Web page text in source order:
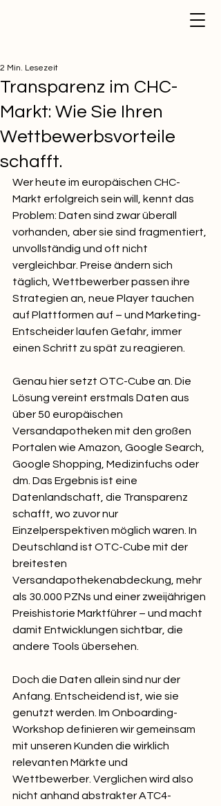
Transparenz im CHC-
Markt: Wie Sie Ihren
Wettbewerbsvorteile
schafft.
2 Min. Lesezeit
Wer heute im europäischen CHC-
Markt erfolgreich sein will, kennt das
Problem: Daten sind zwar überall
vorhanden, aber sie sind fragmentiert,
unvollständig und oft nicht
vergleichbar. Preise ändern sich
täglich, Wettbewerber passen ihre
Strategien an, neue Player tauchen
auf Plattformen auf – und Marketing-
Entscheider laufen Gefahr, immer
einen Schritt zu spät zu reagieren.
Genau hier setzt OTC-Cube an. Die
Lösung vereint erstmals Daten aus
über 50 europäischen
Versandapotheken mit den großen
Portalen wie Amazon, Google Search,
Google Shopping, Medizinfuchs oder
dm. Das Ergebnis ist eine
Datenlandschaft, die Transparenz
schafft, wo zuvor nur
Einzelperspektiven möglich waren. In
Deutschland ist OTC-Cube mit der
breitesten
Versandapothekenabdeckung, mehr
als 30.000 PZNs und einer zweijährigen
Preishistorie Marktführer – und macht
damit Entwicklungen sichtbar, die
andere Tools übersehen.
Doch die Daten allein sind nur der
Anfang. Entscheidend ist, wie sie
genutzt werden. Im Onboarding-
Workshop definieren wir gemeinsam
mit unseren Kunden die wirklich
relevanten Märkte und
Wettbewerber. Verglichen wird also
nicht anhand abstrakter ATC4-